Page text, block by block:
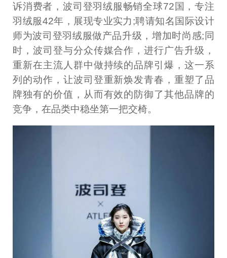
诉消费者，波司登羽绒服畅销全球72国，专注
羽绒服42年，展现专业实力;聘请知名国际设计
师为波司登羽绒服做产品升级，增加时尚感;同
时，波司登与分众传媒合作，进行广告升级，
重新在主流人群中做持续的品牌引爆，这一系
列的动作，让波司登重新焕发青春，重塑了品
牌独有的价值，从而有效的防御了其他品牌的
竞争，在品类中稳坐第一把交椅。